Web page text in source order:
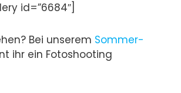
id=”6684″]
Bei unserem Sommer-
ihr ein Fotoshooting